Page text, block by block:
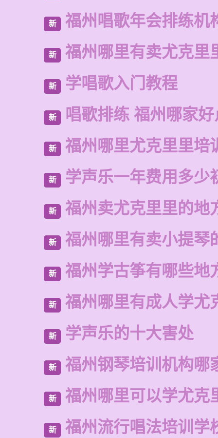
新 福州唱歌年会排练机
新 福州哪里有卖尤克里
新 学唱歌入门教程
新 唱歌排练 福州哪家
新 福州哪里尤克里里培
新 学声乐一年费用多少
新 福州卖尤克里里的地
新 福州哪里有卖小提琴
新 福州学古筝有哪些地
新 福州哪里有成人学尤
新 学声乐的十大害处
新 福州钢琴培训机构哪
新 福州哪里可以学尤克
新 福州流行唱法培训学